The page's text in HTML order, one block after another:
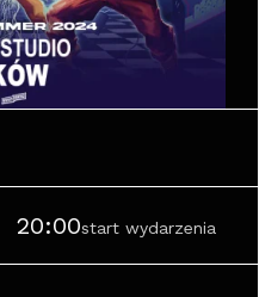
20:00start wydarzenia